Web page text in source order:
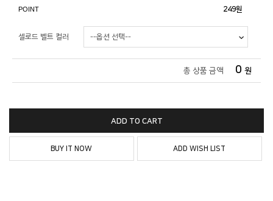
POINT 249원
셀로드 벨트 컬러
총 상품 금액 0 원
ADD TO CART
BUY IT NOW ADD WISH LIST